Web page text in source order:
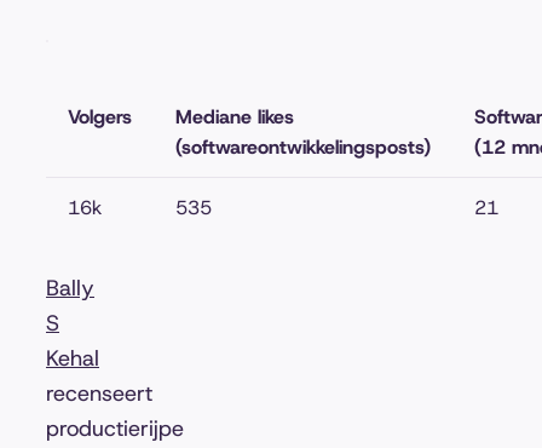
Volgers
Mediane likes
(softwareontwikkelingsposts)
(12
16k 535 21
Bally
S
Kehal
recenseert
productierijpe